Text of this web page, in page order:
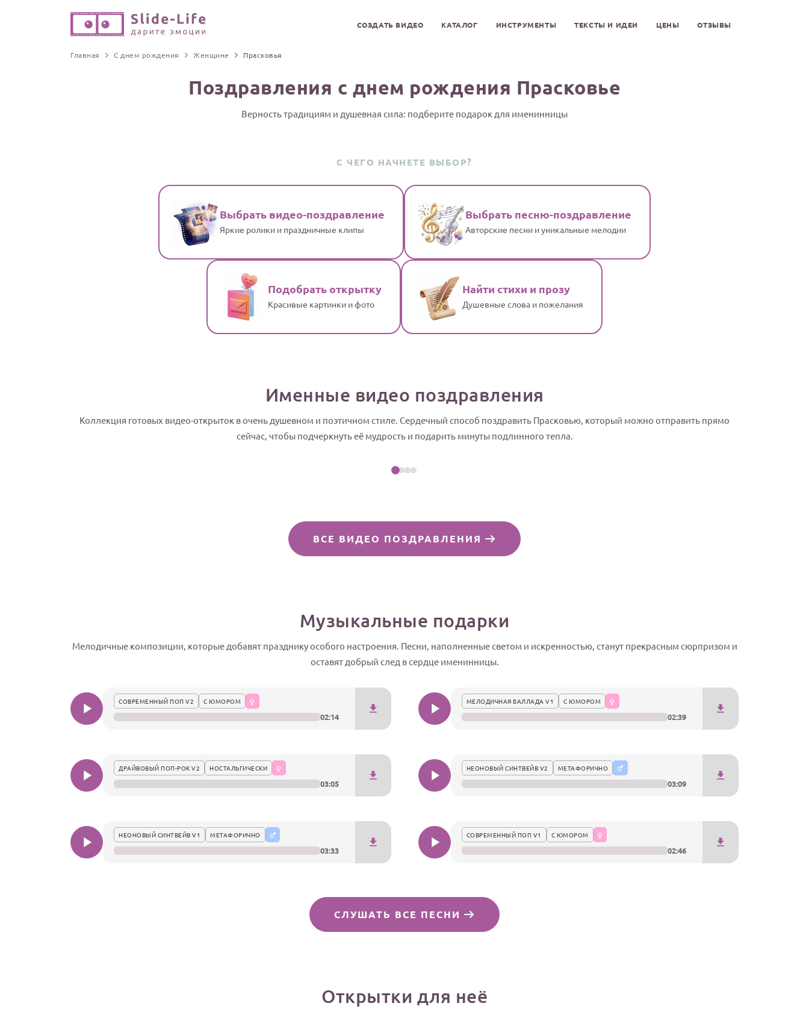
СОЗДАТЬ ВИДЕО КАТАЛОГ ИНСТРУМЕНТЫ ТЕКСТЫ И ИДЕИ ЦЕНЫ ОТЗЫВЫ
Главная С днем рождения Женщине Прасковья
Поздравления с днем рождения Прасковье
Верность традициям и душевная сила: подберите подарок для именинницы
С ЧЕГО НАЧНЕТЕ ВЫБОР?
Выбрать видео-поздравление
Яркие ролики и праздничные клипы
Выбрать песню-поздравление
Авторские песни и уникальные мелодии
Подобрать открытку
Красивые картинки и фото
Найти стихи и прозу
Душевные слова и пожелания
Именные видео поздравления
Коллекция готовых видео-открыток в очень душевном и поэтичном стиле. Сердечный способ поздравить Прасковью, который можно отправить прямо
сейчас, чтобы подчеркнуть её мудрость и подарить минуты подлинного тепла.
Посмотреть пример
ВСЕ ВИДЕО ПОЗДРАВЛЕНИЯ
Музыкальные подарки
Мелодичные композиции, которые добавят празднику особого настроения. Песни, наполненные светом и искренностью, станут прекрасным сюрпризом и
оставят добрый след в сердце именинницы.
СОВРЕМЕННЫЙ ПОП V2 С ЮМОРОМ
02:14
МЕЛОДИЧНАЯ БАЛЛАДА V1 С ЮМОРОМ
02:39
ДРАЙВОВЫЙ ПОП-РОК V2 НОСТАЛЬГИЧЕСКИ
03:05
НЕОНОВЫЙ СИНТВЕЙВ V2 МЕТАФОРИЧНО
03:09
НЕОНОВЫЙ СИНТВЕЙВ V1 МЕТАФОРИЧНО
03:33
СОВРЕМЕННЫЙ ПОП V1 С ЮМОРОМ
02:46
СЛУШАТЬ ВСЕ ПЕСНИ
Открытки для неё